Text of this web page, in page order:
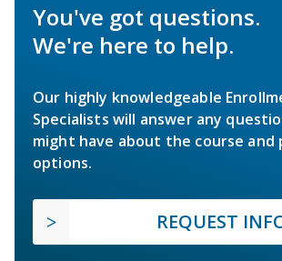
You've got questions.
We're here to help.
Our highly knowledgeable
Specialists will answer any
might have about the course and
options.
REQUEST